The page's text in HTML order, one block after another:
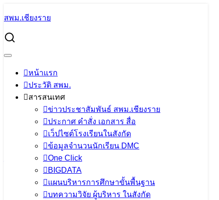
to
content
สพม.เชียงราย
หน้าแรก
ประวัติ สพม.
สารสนเทศ
ข่าวประชาสัมพันธ์ สพม.เชียงราย
ประกาศ คำสั่ง เอกสาร สื่อ
เว็ปไซต์โรงเรียนในสังกัด
ข้อมูลจำนวนนักเรียน DMC
One Click
BIGDATA
แผนบริหารการศึกษาขั้นพื้นฐาน
บทความวิจัย ผู้บริหาร ในสังกัด
for:
การประชุมติดตามประเมินผลการขับเคลื่อนนโยบาย จุดเน้น
สำนักงานคณะกรรมการการศึกษาขั้นพื้นฐาน และนโยบาย
การประชุมติดตามประเมินผลการขับ
เคลื่อนนโยบาย จุดเน้น สำนักงานคณะ
กรรมการการศึกษาขั้นพื้นฐาน และ
นโยบายกระทรวงศึกษา ประจำ
ปีงบประมาณ พ.ศ. 2565 ครั้งที่ 2
20 กรกฎาคม 2022 PR SESAOCR